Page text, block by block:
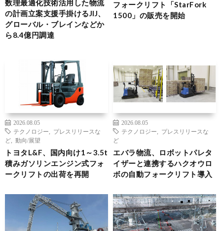
数理最適化技術活用した物流
の計画立案支援手掛けるJIJ、
グローバル・ブレインなどか
ら8.4億円調達
フォークリフト「StarFork
1500」の販売を開始
2026.08.05
テクノロジー
プレスリリースな
ど
動向/展望
トヨタL&F、国内向け1～3.5t
積みガソリンエンジン式フォ
ークリフトの出荷を再開
2026.08.05
テクノロジー
プレスリリースな
ど
エバラ物流、ロボットパレタ
イザーと連携するハクオウロ
ボの自動フォークリフト導入